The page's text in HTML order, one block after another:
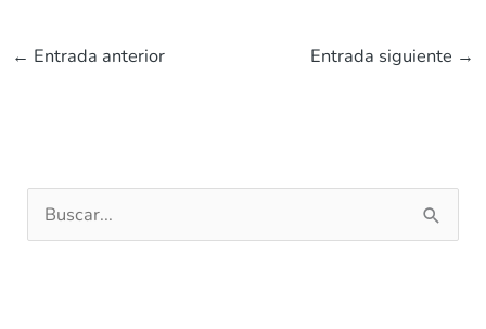
← Entrada anterior Entrada siguiente →
u